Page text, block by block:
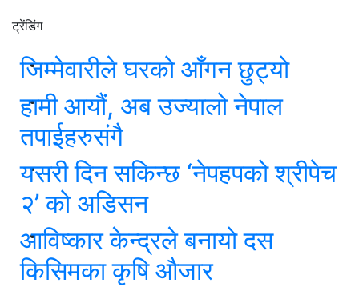
ट्रेंडिंग
जिम्मेवारीले घरको आँगन छुट्यो
हामी आयौं, अब उज्यालो नेपाल
तपाईहरुसंगै
यसरी दिन सकिन्छ ‘नेपहपको श्रीपेच
२’ को अडिसन
आविष्कार केन्द्रले बनायो दस
किसिमका कृषि औजार